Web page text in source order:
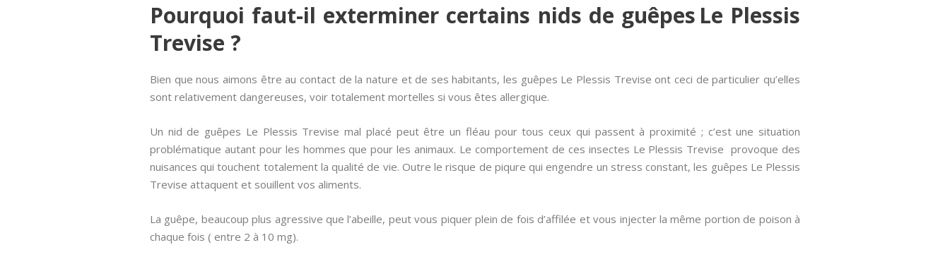
Pourquoi faut-il exterminer certains nids de guêpes Le Plessis
Trevise ?
Bien que nous aimons être au contact de la nature et de ses habitants, les guêpes Le Plessis Trevise ont ceci de particulier qu’elles
sont relativement dangereuses, voir totalement mortelles si vous êtes allergique.
Un nid de guêpes Le Plessis Trevise mal placé peut être un fléau pour tous ceux qui passent à proximité ; c’est une situation
problématique autant pour les hommes que pour les animaux. Le comportement de ces insectes Le Plessis Trevise provoque des
nuisances qui touchent totalement la qualité de vie. Outre le risque de piqure qui engendre un stress constant, les guêpes Le Plessis
Trevise attaquent et souillent vos aliments.
La guêpe, beaucoup plus agressive que l’abeille, peut vous piquer plein de fois d’affilée et vous injecter la même portion de poison à
chaque fois ( entre 2 à 10 mg).